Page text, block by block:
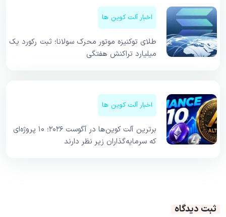
اخبار آلت کوین ها
طلای توکنیزه موتور محرک سولانا؛ ثبت رکورد یک
میلیارد تراکنش هفتگی
اخبار آلت کوین ها
برترین آلت کوین‌ها در آگوست ۲۰۲۶؛ ۱۰ پروژه‌ای
که سرمایه‌گذاران زیر نظر دارند
ثبت دیدگاه